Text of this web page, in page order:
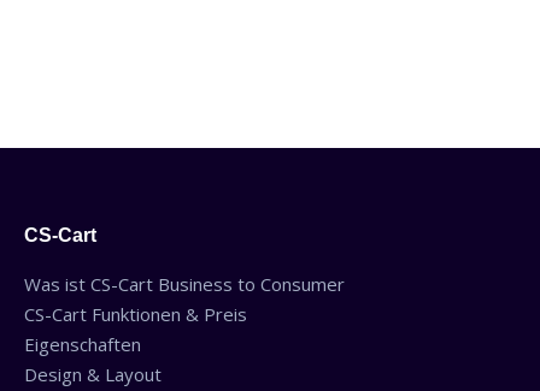
CS-Cart
Was ist CS-Cart Business to Consumer
CS-Cart Funktionen & Preis
Eigenschaften
Design & Layout